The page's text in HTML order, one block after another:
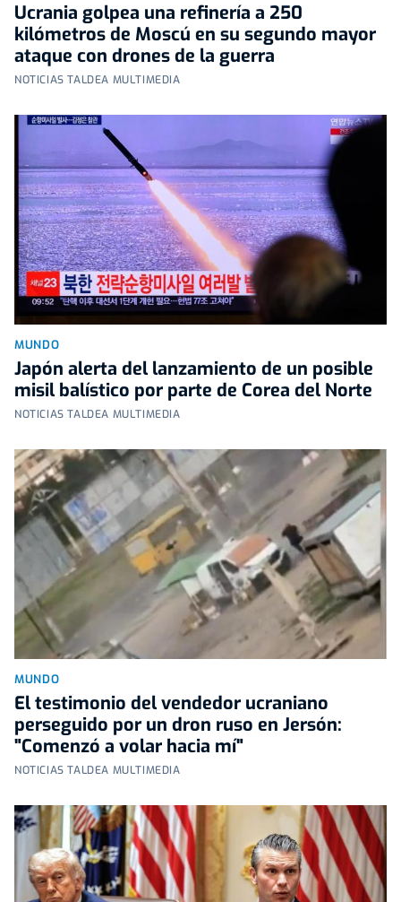
Ucrania golpea una refinería a 250
kilómetros de Moscú en su segundo mayor
ataque con drones de la guerra
NOTICIAS TALDEA MULTIMEDIA
MUNDO
Japón alerta del lanzamiento de un posible
misil balístico por parte de Corea del Norte
NOTICIAS TALDEA MULTIMEDIA
MUNDO
El testimonio del vendedor ucraniano
perseguido por un dron ruso en Jersón:
"Comenzó a volar hacia mí"
NOTICIAS TALDEA MULTIMEDIA